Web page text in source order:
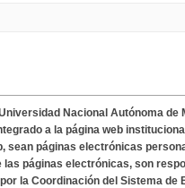
Nacional Autónoma
a la página web
sean páginas electrónicas
las páginas electrónicas, son
la Coordinación del Sistema de